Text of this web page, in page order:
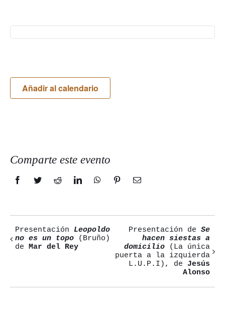
Añadir al calendario
Comparte este evento
FacebookTwitterRedditLinkedInWhatsAppPinterestCorreo
Navegación
del
Presentación Leopoldo
no es un topo (Bruño)
de Mar del Rey
Presentación de Se
hacen siestas a
domicilio (La única
puerta a la izquierda
L.U.P.I), de Jesús
Alonso